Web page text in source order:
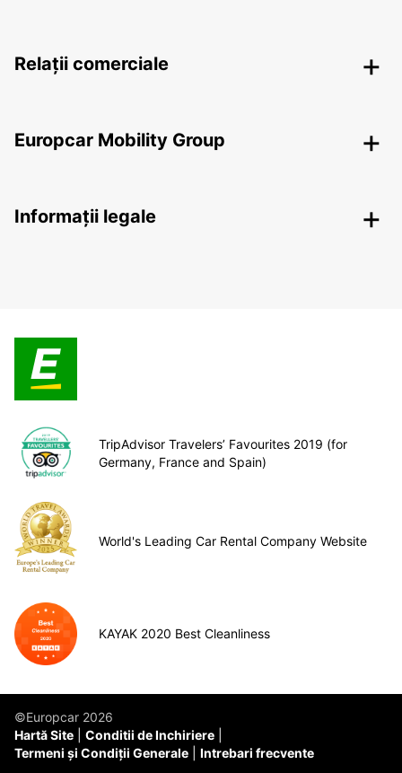
Relații comerciale
Europcar Mobility Group
Informații legale
TripAdvisor Travelers’ Favourites 2019 (for
Germany, France and Spain)
World's Leading Car Rental Company Website
KAYAK 2020 Best Cleanliness
©Europcar 2026
Hartă Site
Conditii de Inchiriere
Termeni și Condiții Generale
Intrebari frecvente